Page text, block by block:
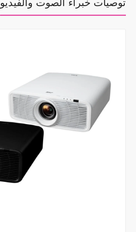
توصيات خبراء الصوت والفيديو